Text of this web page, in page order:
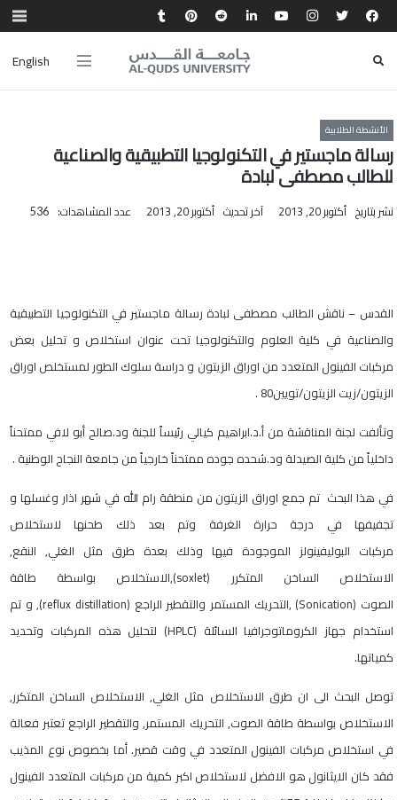
English
الأنشطة الطلابية
رسالة ماجستير في التكنولوجيا التطبيقية والصناعية
للطالب مصطفى لبادة
نشر بتاريخ أكتوبر 20, 2013 آخر تحديث أكتوبر 20, 2013 عدد المشاهدات: 536
القدس – ناقش الطالب مصطفى لبادة رسالة ماجستير في التكنولوجيا التطبيقية
والصناعية في كلية العلوم والتكنولوجيا تحت عنوان استخلاص و تحليل بعض
مركبات الفينول المتعدد من اوراق الزيتون و دراسة سلوك الطور لمستخلص اوراق
الزيتون/زيت الزيتون/تويين80 .
وتألفت لجنة المناقشة من أ.د.ابراهيم كيالي رئيساً للجنة ود.صالح أبو لافي ممتحناً
داخلياً من كلية الصيدلة ود.شحده جوده ممتحناً خارجياً من جامعة النجاح الوطنية .
في هذا البحث تم جمع اوراق الزيتون من منطقة رام الله في شهر اذار وغسلها و
تجفيفها في درجة حرارة الغرفة وتم بعد ذلك طحنها لاستخلاص
مركبات البوليفينولز الموجودة فيها وذلك بعدة طرق مثل الغلي, النقع,
الاستخلاص الساخن المتكرر (soxlet),الاستخلاص بواسطة طاقة
الصوت (Sonication) ,التحريك المستمر والتقطير الراجع (reflux distillation), و تم
استخدام جهاز الكروماتوجرافيا السائلة (HPLC) لتحليل هذه المركبات وتحديد
كمياتها.
توصل البحث الى ان طرق الاستخلاص مثل الغلي, الاستخلاص الساخن المتكرر,
الاستخلاص بواسطة طاقة الصوت, التحريك المستمر, والتقطير الراجع تعتبر فعالة
في استخلاص مركبات الفينول المتعدد في وقت قصير. أما بخصوص نوع المذيب
فقد كان الايثانول هو الافضل لاستخلاص اكبر كمية من مركبات المتعدد الفينول